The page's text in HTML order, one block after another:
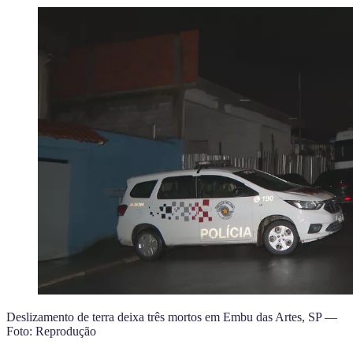
Deslizamento de terra deixa três mortos em Embu das Artes, SP —
Foto: Reprodução